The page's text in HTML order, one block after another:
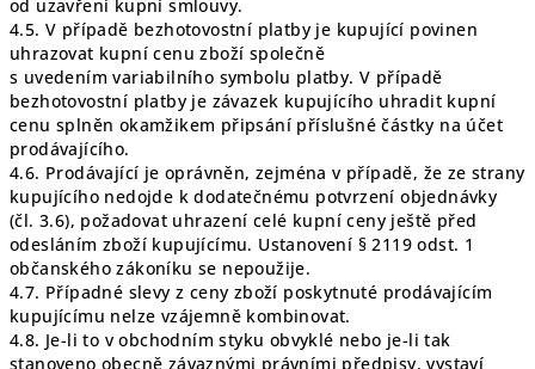
od uzavření kupní smlouvy.
4.5. V případě bezhotovostní platby je kupující povinen
uhrazovat kupní cenu zboží společně
s uvedením variabilního symbolu platby. V případě
bezhotovostní platby je závazek kupujícího uhradit kupní
cenu splněn okamžikem připsání příslušné částky na účet
prodávajícího.
4.6. Prodávající je oprávněn, zejména v případě, že ze strany
kupujícího nedojde k dodatečnému potvrzení objednávky
(čl. 3.6), požadovat uhrazení celé kupní ceny ještě před
odesláním zboží kupujícímu. Ustanovení § 2119 odst. 1
občanského zákoníku se nepoužije.
4.7. Případné slevy z ceny zboží poskytnuté prodávajícím
kupujícímu nelze vzájemně kombinovat.
4.8. Je-li to v obchodním styku obvyklé nebo je-li tak
stanoveno obecně závaznými právními předpisy, vystaví